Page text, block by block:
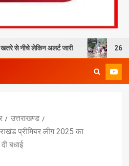
जारी 26 साल बाद भी सीमांत गांवों
उत्तराखण्ड
प्रीमियर लीग 2025 का
बधाई